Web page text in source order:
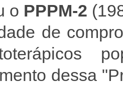
o PPPM-2
de
dessa